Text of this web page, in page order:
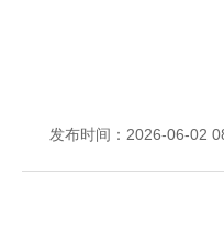
发布时间：2026-06-02